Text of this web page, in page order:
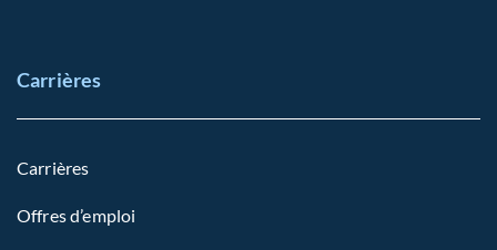
Carrières
Carrières
Offres d’emploi